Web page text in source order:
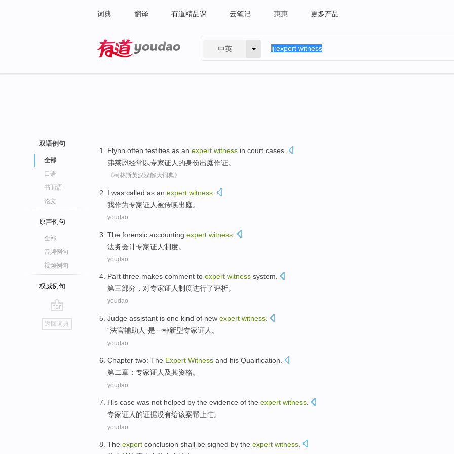
词典 翻译 有道精品课 云笔记 惠惠 更多产品
中英
双语例句
全部
口语
书面语
论文
原声例句
全部
音频例句
视频例句
权威例句
go
top
返回词典
Flynn often testifies as an expert witness in court cases
弗莱恩经常 以专家证人 的身份出庭作证。
《柯林斯英汉双解大词典》
I was called as an expert witness
我作为专家证人被传唤出庭。
youdao
The forensic accounting expert witness
法务会计专家证人制度。
youdao
Part three makes comment to expert witness system.
第三部分 ， 对专家证人制度进行了评析。
youdao
Judge assistant is one kind of new expert witness
“法官辅助人”是一种新型专家证人 。
youdao
Chapter two: The Expert Witness and his Qualification
第二章 ： 专家证人 及其资格。
youdao
His case was not helped by the evidence of the expert witness
专家证人 的证据没有给该案帮上忙。
youdao
The expert conclusion shall be signed by the expert witness